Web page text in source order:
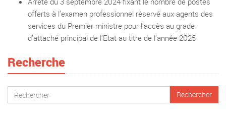
offerts à l’examen professionnel réservé aux agents des
services du Premier ministre pour l’accès au grade
d’attaché principal de l’Etat au titre de l’année 2025
Recherche